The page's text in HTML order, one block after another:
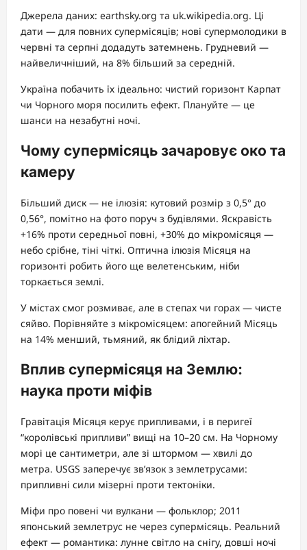
Джерела даних: earthsky.org та uk.wikipedia.org. Ці
дати — для повних супермісяців; нові супермолодики в
червні та серпні додадуть затемнень. Грудневий —
найвеличніший, на 8% більший за середній.
Україна побачить їх ідеально: чистий горизонт Карпат
чи Чорного моря посилить ефект. Плануйте — це
шанси на незабутні ночі.
Чому супермісяць зачаровує око та
камеру
Більший диск — не ілюзія: кутовий розмір з 0,5° до
0,56°, помітно на фото поруч з будівлями. Яскравість
+16% проти середньої повні, +30% до мікромісяця —
небо срібне, тіні чіткі. Оптична ілюзія Місяця на
горизонті робить його ще велетенським, ніби
торкається землі.
У містах смог розмиває, але в степах чи горах — чисте
сяйво. Порівняйте з мікромісяцем: апогейний Місяць
на 14% менший, тьмяний, як блідий ліхтар.
Вплив супермісяця на Землю:
наука проти міфів
Гравітація Місяця керує припливами, і в перигеї
“королівські припливи” вищі на 10–20 см. На Чорному
морі це сантиметри, але зі штормом — хвилі до
метра. USGS заперечує зв’язок з землетрусами:
припливні сили мізерні проти тектоніки.
Міфи про повені чи вулкани — фольклор; 2011
японський землетрус не через супермісяць. Реальний
ефект — романтика: лунне світло на снігу, довші ночі